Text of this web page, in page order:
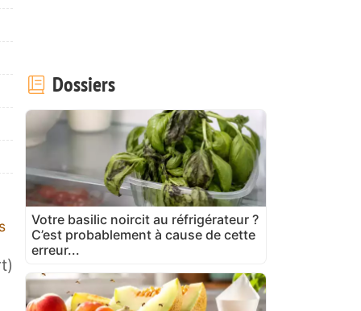
Dossiers
Votre basilic noircit au réfrigérateur ?
C’est probablement à cause de cette
erreur...